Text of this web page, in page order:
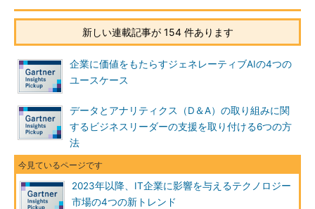
新しい連載記事が 154 件あります
企業に価値をもたらすジェネレーティブAIの4つの
ユースケース
データとアナリティクス（D＆A）の取り組みに関
するビジネスリーダーの支援を取り付ける6つの方
法
2023年以降、IT企業に影響を与えるテクノロジー
市場の4つの新トレンド